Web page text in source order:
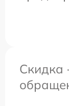
Скидка